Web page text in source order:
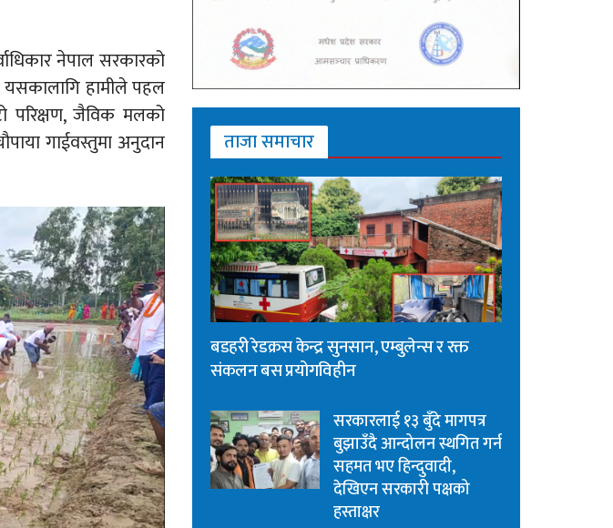
नेपाल सरकारको
हामीले पहल
परिक्षण, जैविक मलको
गाईवस्तुमा अनुदान
ताजा समाचार
बडहरी रेडक्रस केन्द्र सुनसान, एम्बुलेन्स र रक्त
संकलन बस प्रयोगविहीन
सरकारलाई १३ बुँदे मागपत्र
बुझाउँदै आन्दोलन स्थगित गर्न
सहमत भए हिन्दुवादी,
देखिएन सरकारी पक्षको
हस्ताक्षर